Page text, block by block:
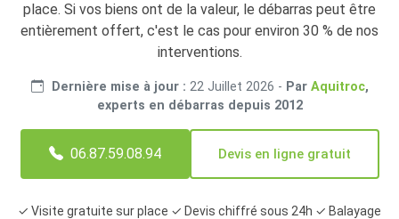
place. Si vos biens ont de la valeur, le débarras peut être
entièrement offert, c'est le cas pour environ 30 % de nos
interventions.
Dernière mise à jour : 22 Juillet 2026 - Par Aquitroc,
experts en débarras depuis 2012
06.87.59.08.94 Devis en ligne gratuit
✓ Visite gratuite sur place ✓ Devis chiffré sous 24h ✓ Balayage